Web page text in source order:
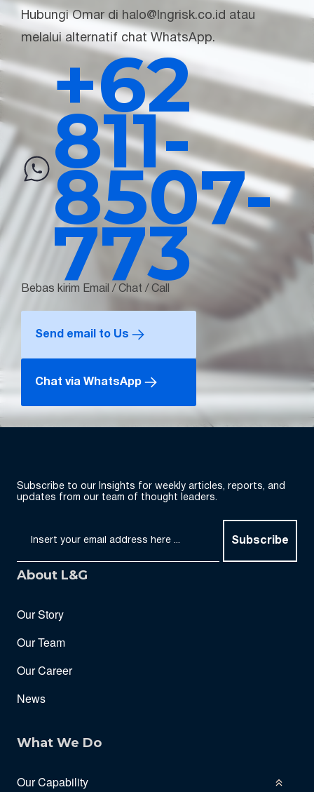
Hubungi Omar di halo@lngrisk.co.id atau
melalui alternatif chat WhatsApp.
+62
811-
8507-
773
Bebas kirim Email / Chat / Call
Send email to Us
Chat via WhatsApp
Subscribe to our Insights for weekly articles, reports, and
updates from our team of thought leaders.
Subscribe
About L&G
Our Story
Our Team
Our Career
News
What We Do
Our Capability